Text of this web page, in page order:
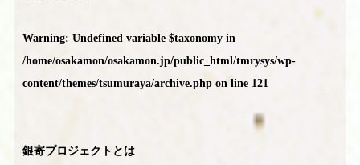
Warning: Undefined variable $taxonomy in
/home/osakamon/osakamon.jp/public_html/tmrysys/wp-
content/themes/tsumuraya/archive.php on line 121
銀寄プロジェクトとは